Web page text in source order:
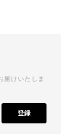
届けいたしま
登録